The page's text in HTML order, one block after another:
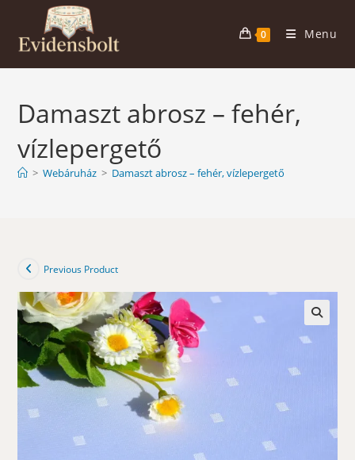
content
0 Menu
Damaszt abrosz – fehér,
vízlepergető
> Webáruház > Damaszt abrosz – fehér, vízlepergető
Previous Product